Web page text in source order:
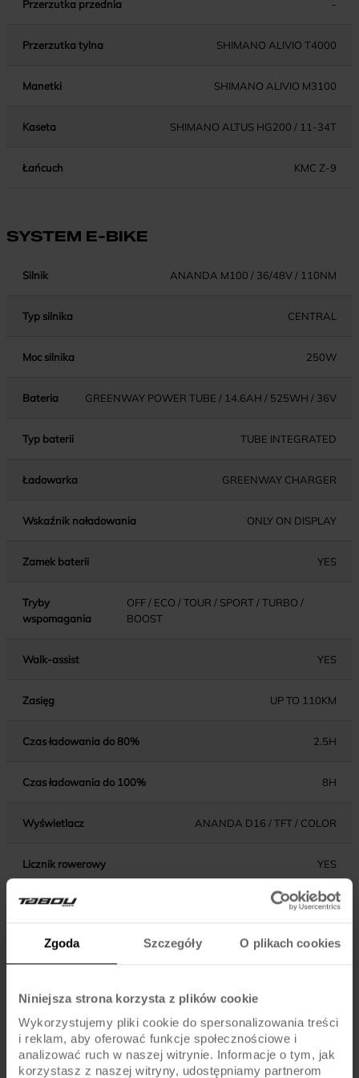
Zgoda Szczegóły O plikach cookies
Niniejsza strona korzysta z plików cookie
Wykorzystujemy pliki cookie do spersonalizowania treści
i reklam, aby oferować funkcje społecznościowe i
analizować ruch w naszej witrynie. Informacje o tym, jak
korzystasz z naszej witryny, udostępniamy partnerom
Przerzutka przednia -
Przerzutka tylna SHIMANO ALIVIO T4000
Manetki SHIMANO ALIVIO M3100
Kaseta SHIMANO ALTUS HG200 / 11-34T
Łańcuch KMC Z-9
SYSTEM E-BIKE
Silnik ANANDA M100 / 36/48V / 110NM
Typ silnika CENTRAL
Moc silnika 250W
Bateria GREENWAY POWER TUBE / 14.6AH / 525WH / 36V
Typ baterii TUBE INTEGRATED
Ładowarka GREENWAY CHARGER
Wskaźnik naładowania ONLY ON DISPLAY
Zamek baterii YES
Tryby
wspomagania
OFF / ECO / TOUR / SPORT / TURBO /
BOOST
Walk-assist YES
Zasięg UP TO 110KM
Czas ładowania do 80% 2.5H
Czas ładowania do 100% 8H
Wyświetlacz ANANDA D16 / TFT / COLOR
Licznik rowerowy YES
Wejście USB YES
Obręcze ALU / DISC / EYLETS / BLACK